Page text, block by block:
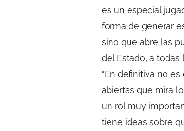
es un especial
forma de generar
sino que abre las
del Estado, a todas
“En definitiva no
abiertas que mira
un rol muy
tiene ideas sobre